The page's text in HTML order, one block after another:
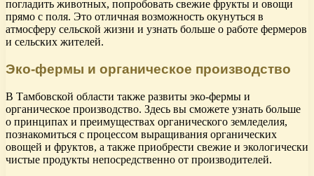
погладить животных, попробовать свежие фрукты и овощи
прямо с поля. Это отличная возможность окунуться в
атмосферу сельской жизни и узнать больше о работе фермеров
и сельских жителей.
Эко-фермы и органическое производство
В Тамбовской области также развиты эко-фермы и
органическое производство. Здесь вы сможете узнать больше
о принципах и преимуществах органического земледелия,
познакомиться с процессом выращивания органических
овощей и фруктов, а также приобрести свежие и экологически
чистые продукты непосредственно от производителей.